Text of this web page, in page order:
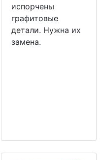
испорчены
графитовые
детали. Нужна их
замена.